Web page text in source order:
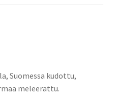
Suomessa kudottu,
meleerattu.